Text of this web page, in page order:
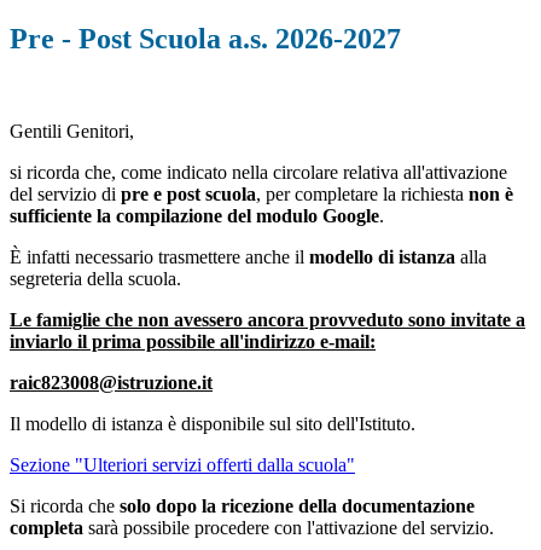
Pre - Post Scuola a.s. 2026-2027
Gentili Genitori,
si ricorda che, come indicato nella circolare relativa all'attivazione
del servizio di pre e post scuola, per completare la richiesta non è
sufficiente la compilazione del modulo Google.
È infatti necessario trasmettere anche il modello di istanza alla
segreteria della scuola.
Le famiglie che non avessero ancora provveduto sono invitate a
inviarlo il prima possibile all'indirizzo e-mail:
raic823008@istruzione.it
Il modello di istanza è disponibile sul sito dell'Istituto.
Sezione "Ulteriori servizi offerti dalla scuola"
Si ricorda che solo dopo la ricezione della documentazione
completa sarà possibile procedere con l'attivazione del servizio.